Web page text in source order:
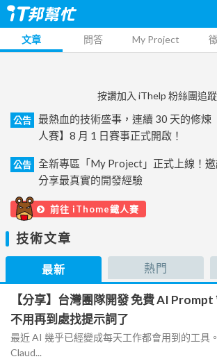
文章 問答 My Project
按讚加入 iThelp 粉絲團追蹤
公告
最熱血的技術盛事，連續 30 天的修煉
人賽】8 月 1 日賽事正式開啟！
公告
全新專區「My Project」正式上線！邀
分享最真實的開發經驗
前往 iThome鐵人賽
技術文章
最新 熱門
【分享】台灣團隊開發 免費 AI
不用再到處找提示詞了
最近 AI 幾乎已經變成每天工作都會用到的工具
Claud...